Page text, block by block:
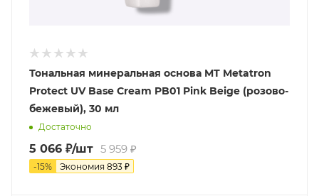
Тональная минеральная основа MT Metatron
Protect UV Base Cream PB01 Pink Beige (розово-
бежевый), 30 мл
Достаточно
5 066 ₽/шт 5 959 ₽
-15% Экономия 893 ₽